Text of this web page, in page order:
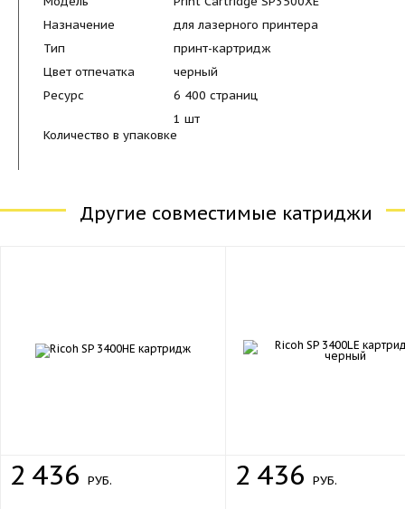
для лазерного принтера
Назначение
принт-картридж
Тип
черный
Цвет отпечатка
6 400 страниц
Ресурс
1 шт
Количество в упаковке
Другие совместимые катриджи
2 436 РУБ. 2 436 РУБ.